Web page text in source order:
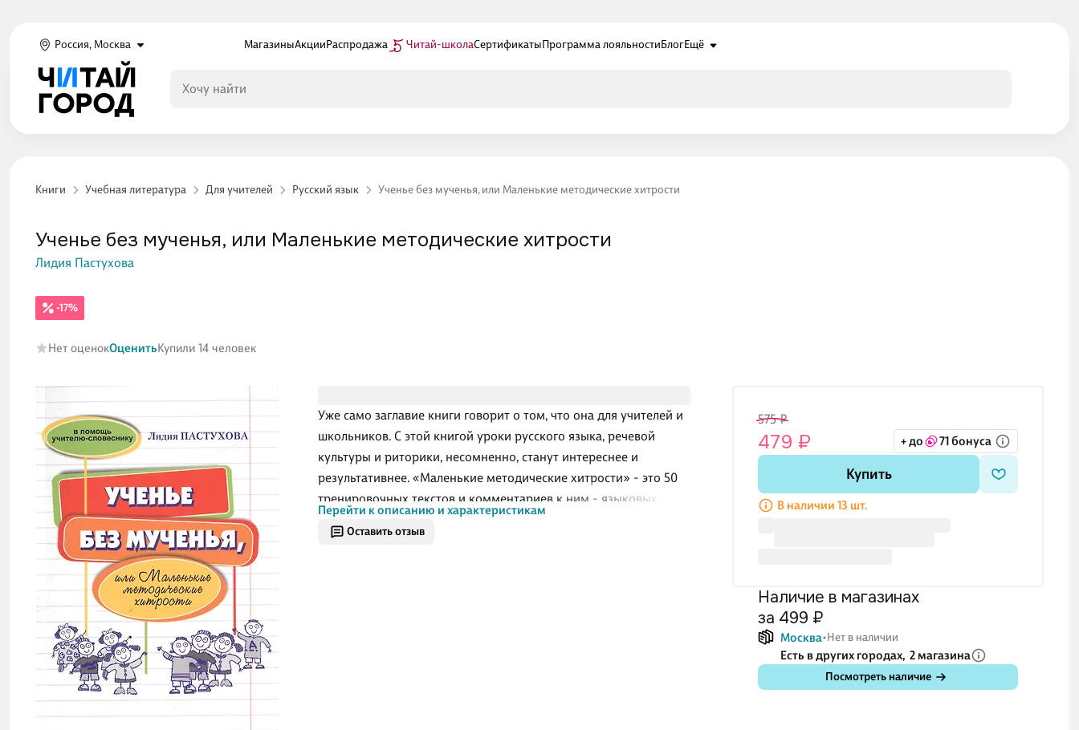
Россия, Москва МагазиныАкцииРаспродажа Читай-школаСертификатыПрограмма лояльностиБлогЕщё
Книги Учебная литература Для учителей Русский язык Ученье без мученья, или Маленькие методические хитрости
Оставить отзыв
Уже само заглавие книги говорит о том, что она для учителей и
школьников. С этой книгой уроки русского языка, речевой
культуры и риторики, несомненно, станут интереснее и
результативнее. «Маленькие методические хитрости» - это 50
тренировочных текстов и комментариев к ним - языковых,
исторических, культурологических.
Перейти к описанию и характеристикам
-17%
Ученье без мученья, или Маленькие методические хитрости
Лидия Пастухова
Нет оценокОценитьКупили 14 человек
575 ₽
479 ₽ + до 71 бонуса
Купить
В наличии 13 шт.
Наличие в магазинах
за 499 ₽
Москва Нет в наличии
Есть в других городах, 2 магазина
Посмотреть наличие